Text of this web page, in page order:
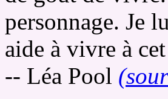
personnage. Je
aide à vivre à
-- Léa Pool